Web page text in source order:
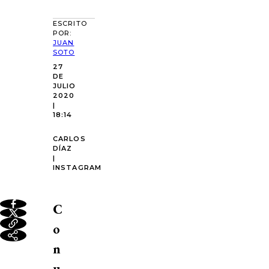
ESCRITO
POR:
JUAN
SOTO
27
DE
JULIO
2020
|
18:14
CARLOS
DÍAZ
|
INSTAGRAM
C
o
n